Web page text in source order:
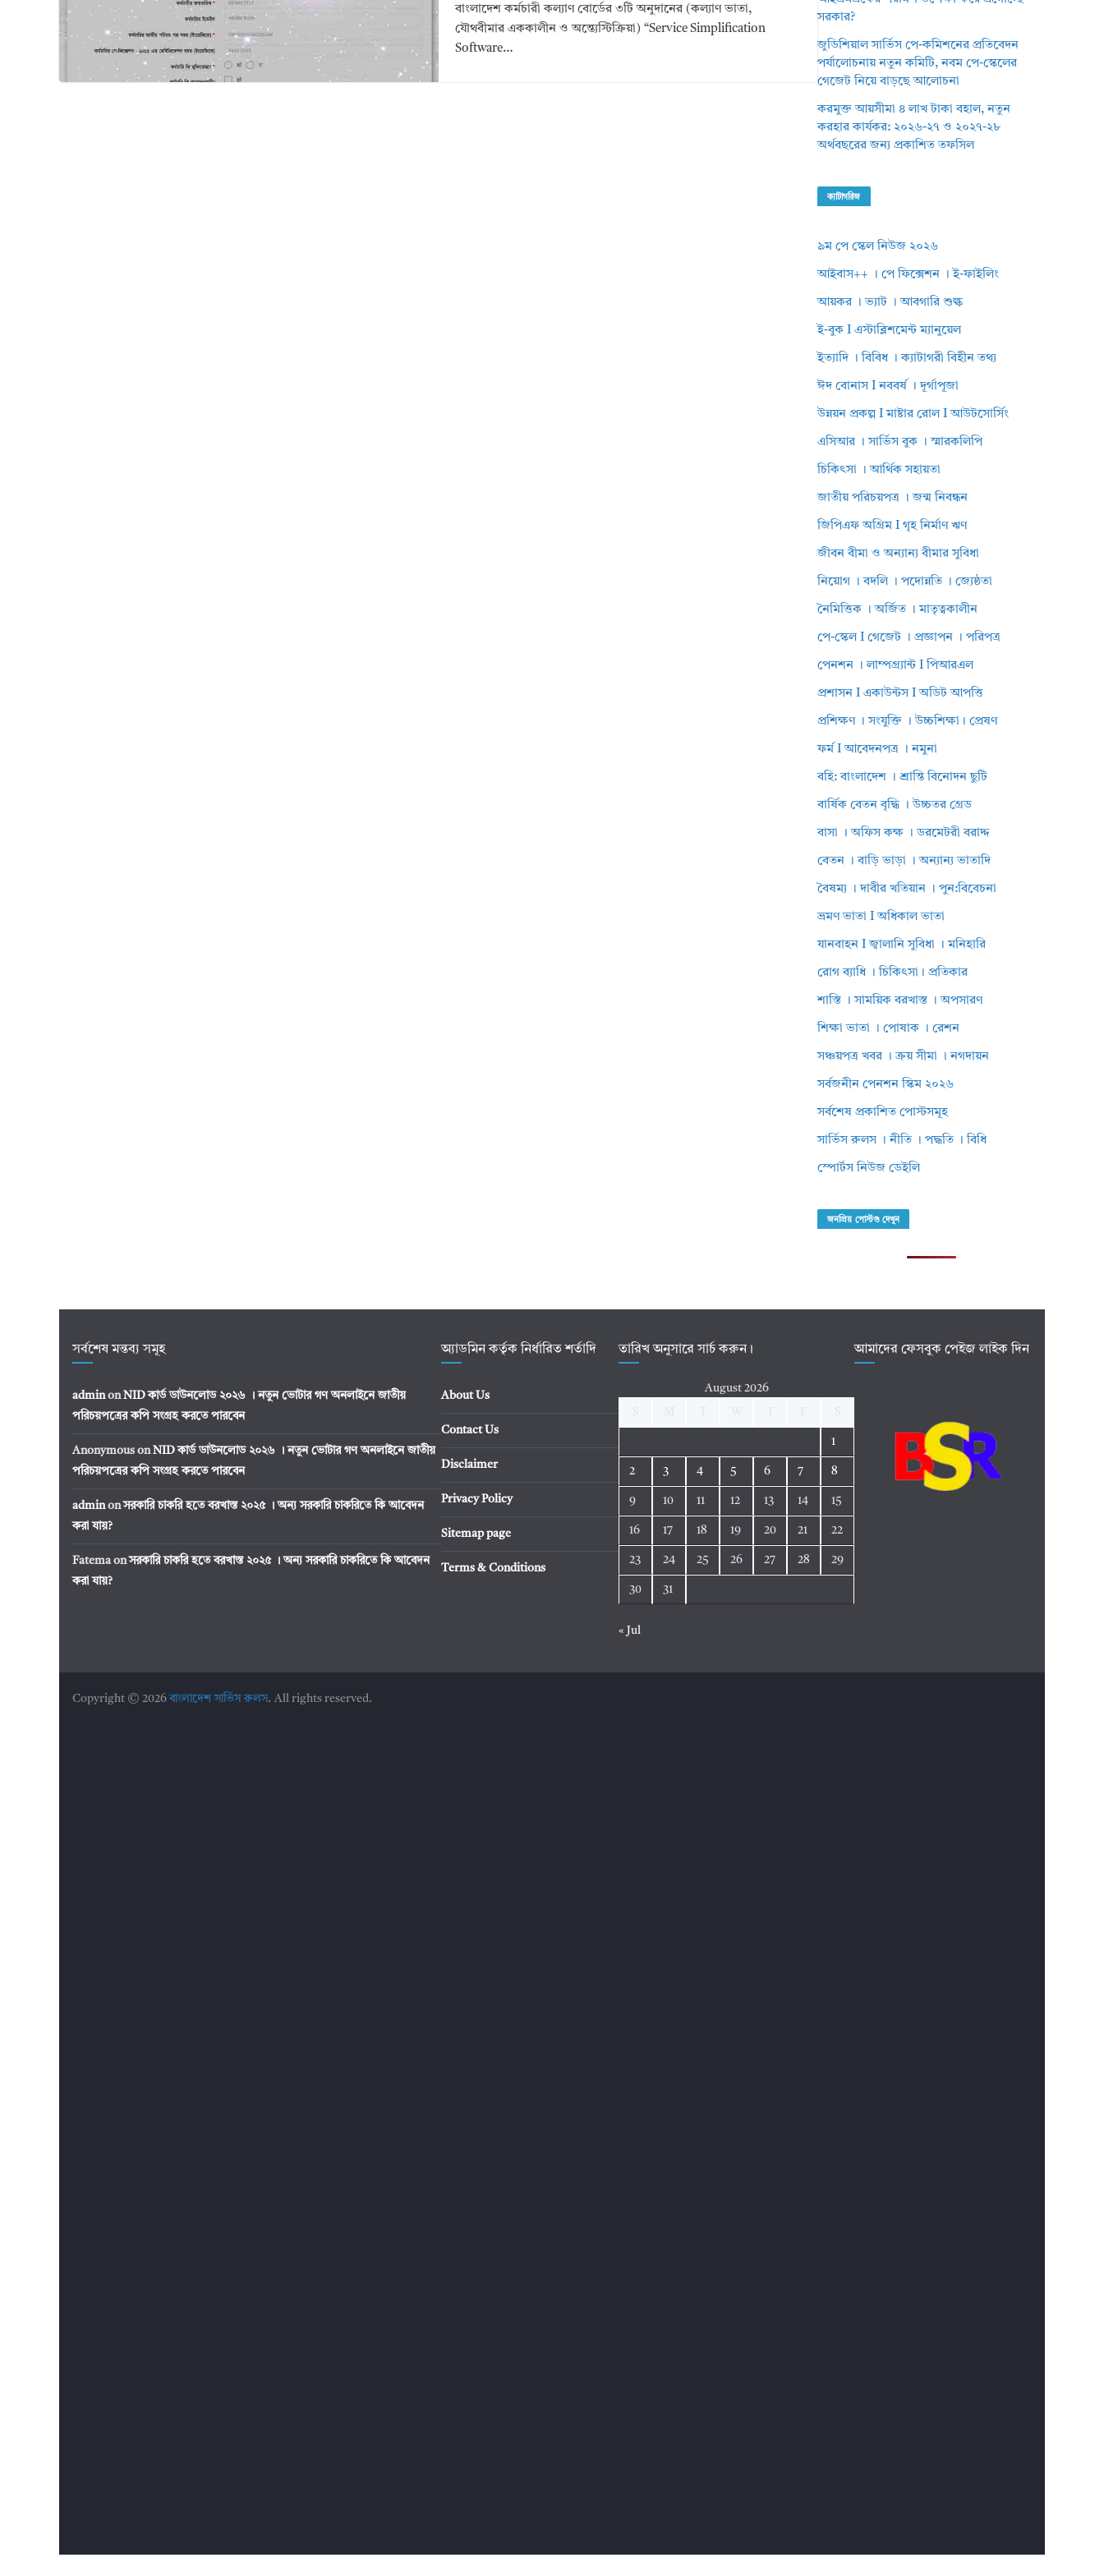
বাংলাদেশ কর্মচারী কল্যাণ বোর্ডের ৩টি অনুদানের (কল্যাণ ভাতা,
যৌথবীমার এককালীন ও অন্ত্যেস্টিক্রিয়া) “Service Simplification
Software…
সরকার?
জুডিশিয়াল সার্ভিস পে-কমিশনের প্রতিবেদন
পর্যালোচনায় নতুন কমিটি, নবম পে-স্কেলের
গেজেট নিয়ে বাড়ছে আলোচনা
করমুক্ত আয়সীমা ৪ লাখ টাকা বহাল, নতুন
করহার কার্যকর: ২০২৬-২৭ ও ২০২৭-২৮
অর্থবছরের জন্য প্রকাশিত তফসিল
ক্যাটাগরিজ
৯ম পে স্কেল নিউজ ২০২৬
আইবাস++ । পে ফিক্সেশন । ই-ফাইলিং
আয়কর । ভ্যাট । আবগারি শুল্ক
ই-বুক I এস্টাব্লিশমেন্ট ম্যানুয়েল
ইত্যাদি । বিবিধ । ক্যাটাগরী বিহীন তথ্য
ঈদ বোনাস I নববর্ষ । দূর্গাপূজা
উন্নয়ন প্রকল্প I মাষ্টার রোল I আউটসোর্সিং
এসিআর । সার্ভিস বুক । স্মারকলিপি
চিকিৎসা । আর্থিক সহায়তা
জাতীয় পরিচয়পত্র । জন্ম নিবন্ধন
জিপিএফ অগ্রিম I গৃহ নির্মাণ ঋণ
জীবন বীমা ও অন্যান্য বীমার সুবিধা
নিয়োগ । বদলি । পদোন্নতি । জ্যেষ্ঠতা
নৈমিত্তিক । অর্জিত । মাতৃত্বকালীন
পে-স্কেল I গেজেট । প্রজ্ঞাপন । পরিপত্র
পেনশন । লাম্পগ্র্যান্ট I পিআরএল
প্রশাসন I একাউন্টস I অডিট আপত্তি
প্রশিক্ষণ । সংযুক্তি । উচ্চশিক্ষা। প্রেষণ
ফর্ম I আবেদনপত্র । নমুনা
বহি: বাংলাদেশ । শ্রান্তি বিনোদন ছুটি
বার্ষিক বেতন বৃদ্ধি । উচ্চতর গ্রেড
বাসা । অফিস কক্ষ । ডরমেটরী বরাদ্দ
বেতন । বাড়ি ভাড়া । অন্যান্য ভাতাদি
বৈষম্য । দাবীর খতিয়ান । পুন:বিবেচনা
ভ্রমণ ভাতা I অধিকাল ভাতা
যানবাহন I জ্বালানি সুবিধা । মনিহারি
রোগ ব্যাধি । চিকিৎসা। প্রতিকার
শাস্তি । সাময়িক বরখাস্ত । অপসারণ
শিক্ষা ভাতা । পোষাক । রেশন
সঞ্চয়পত্র খবর । ক্রয় সীমা । নগদায়ন
সর্বজনীন পেনশন স্কিম ২০২৬
সর্বশেষ প্রকাশিত পোস্টসমূহ
সার্ভিস রুলস । নীতি । পদ্ধতি । বিধি
স্পোর্টস নিউজ ডেইলি
জনপ্রিয় পোস্টগু দেখুন
সর্বশেষ মন্তব্য সমূহ
adminonNID কার্ড ডাউনলোড ২০২৬ । নতুন ভোটার গণ অনলাইনে জাতীয়
পরিচয়পত্রের কপি সংগ্রহ করতে পারবেন
Anonymous onNID কার্ড ডাউনলোড ২০২৬ । নতুন ভোটার গণ অনলাইনে জাতীয়
পরিচয়পত্রের কপি সংগ্রহ করতে পারবেন
adminonসরকারি চাকরি হতে বরখাস্ত ২০২৫ । অন্য সরকারি চাকরিতে কি আবেদন
করা যায়?
Fatemaonসরকারি চাকরি হতে বরখাস্ত ২০২৫ । অন্য সরকারি চাকরিতে কি আবেদন
করা যায়?
অ্যাডমিন কর্তৃক নির্ধারিত শর্তাদি
About Us
Contact Us
Disclaimer
Privacy Policy
Sitemap page
Terms & Conditions
তারিখ অনুসারে সার্চ করুন।
August 2026
1
2 3 4 5 6 7 8
9 10 11 12 13 14 15
16 17 18 19 20 21 22
23 24 25 26 27 28 29
30 31
« Jul
আমাদের ফেসবুক পেইজ লাইক দিন
Copyright © 2026বাংলাদেশ সার্ভিস রুলস. All rights reserved.